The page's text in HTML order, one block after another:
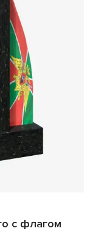
с флагом